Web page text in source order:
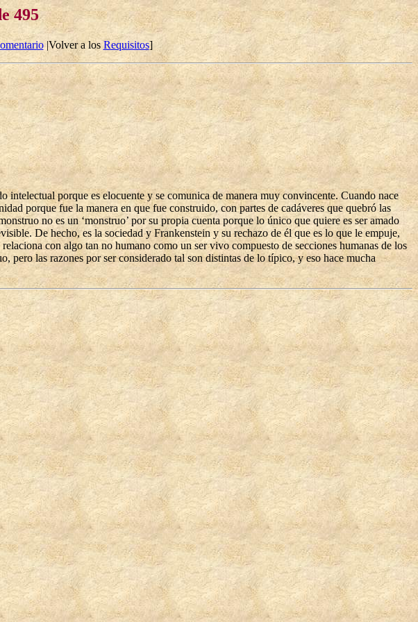
495
|Volver a losRequisitos]
porque es elocuente y se comunica de manera muy convincente. Cuando nace
porque fue la manera en que fue construido, con partes de cadáveres que quebró las
no es un ‘monstruo’ por su propia cuenta porque lo único que quiere es ser amado
De hecho, es la sociedad y Frankenstein y su rechazo de él que es lo que le empuje,
con algo tan no humano como un ser vivo compuesto de secciones humanas de los
las razones por ser considerado tal son distintas de lo típico, y eso hace mucha